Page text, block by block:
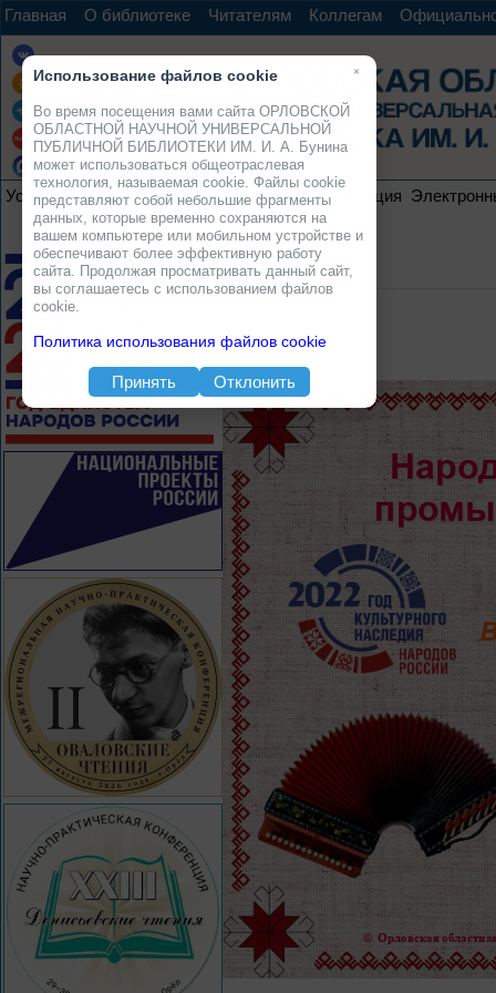
Главная О библиотеке Читателям Коллегам
Услуги Ресурсы Проекты Электронная коллекция
×
Использование файлов cookie
Во время посещения вами сайта ОРЛОВСКОЙ
ОБЛАСТНОЙ НАУЧНОЙ УНИВЕРСАЛЬНОЙ
ПУБЛИЧНОЙ БИБЛИОТЕКИ ИМ. И. А. Бунина
может использоваться общеотраслевая
технология, называемая cookie. Файлы cookie
представляют собой небольшие фрагменты
данных, которые временно сохраняются на
вашем компьютере или мобильном устройстве и
обеспечивают более эффективную работу
сайта. Продолжая просматривать данный сайт,
вы соглашаетесь с использованием файлов
cookie.
Политика использования файлов cookie
Принять Отклонить